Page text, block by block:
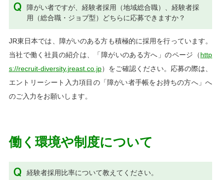
障がい者ですが、経験者採用（地域総合職）、経験者採
用（総合職・ジョブ型）どちらに応募できますか？
JR東日本では、障がいのある方も積極的に採用を行っています。
当社で働く社員の紹介は、「障がいのある方へ」のページ（http
s://recruit-diversity.jreast.co.jp）をご確認ください。応募の際は、
エントリーシート入力項目の「障がい者手帳をお持ちの方へ」へ
のご入力をお願いします。
働く環境や制度について
経験者採用比率について教えてください。